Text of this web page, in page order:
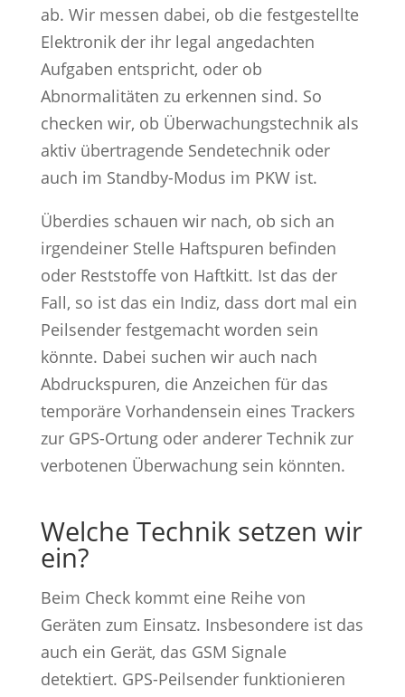
ab. Wir messen dabei, ob die festgestellte
Elektronik der ihr legal angedachten
Aufgaben entspricht, oder ob
Abnormalitäten zu erkennen sind. So
checken wir, ob Überwachungstechnik als
aktiv übertragende Sendetechnik oder
auch im Standby-Modus im PKW ist.
Überdies schauen wir nach, ob sich an
irgendeiner Stelle Haftspuren befinden
oder Reststoffe von Haftkitt. Ist das der
Fall, so ist das ein Indiz, dass dort mal ein
Peilsender festgemacht worden sein
könnte. Dabei suchen wir auch nach
Abdruckspuren, die Anzeichen für das
temporäre Vorhandensein eines Trackers
zur GPS-Ortung oder anderer Technik zur
verbotenen Überwachung sein könnten.
Welche Technik setzen wir
ein?
Beim Check kommt eine Reihe von
Geräten zum Einsatz. Insbesondere ist das
auch ein Gerät, das GSM Signale
detektiert. GPS-Peilsender funktionieren